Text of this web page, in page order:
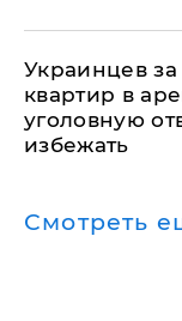
Украинцев
квартир в
уголовную
избежать
Смотреть